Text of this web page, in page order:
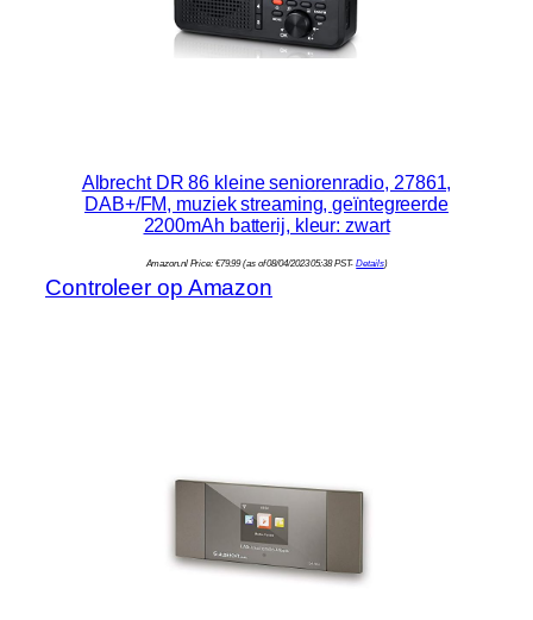
Albrecht DR 86 kleine seniorenradio, 27861,
DAB+/FM, muziek streaming, geïntegreerde
2200mAh batterij, kleur: zwart
Amazon.nl Price: €79.99(as of 08/04/2023 05:38 PST-Details)
Controleer op Amazon